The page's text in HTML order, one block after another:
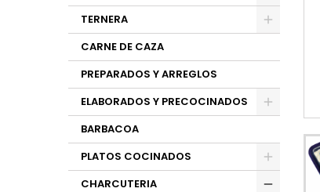
TERNERA
CARNE DE CAZA
PREPARADOS Y ARREGLOS
ELABORADOS Y PRECOCINADOS
BARBACOA
PLATOS COCINADOS
CHARCUTERIA